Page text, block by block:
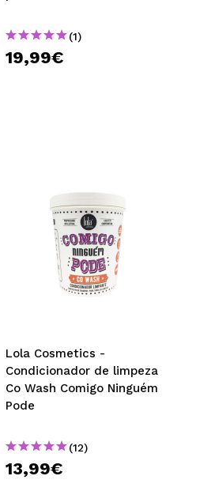
(1)
19,99€
Lola Cosmetics -
Condicionador de limpeza
Co Wash Comigo Ninguém
Pode
(12)
13,99€